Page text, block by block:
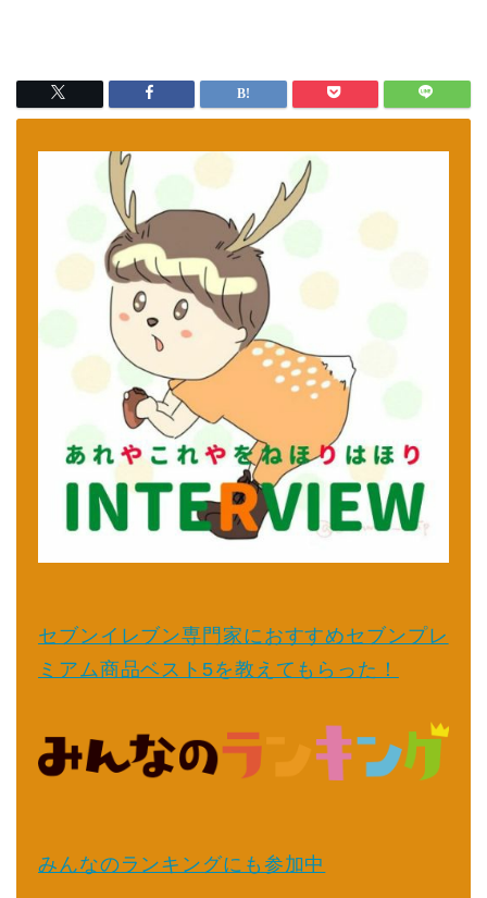
セブンイレブン専門家におすすめセブンプレ
ミアム商品ベスト5を教えてもらった！
みんなのランキングにも参加中